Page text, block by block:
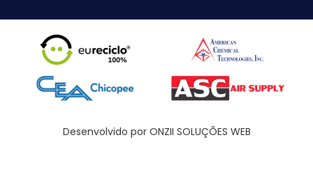
Desenvolvido por ONZII SOLUÇÕES WEB